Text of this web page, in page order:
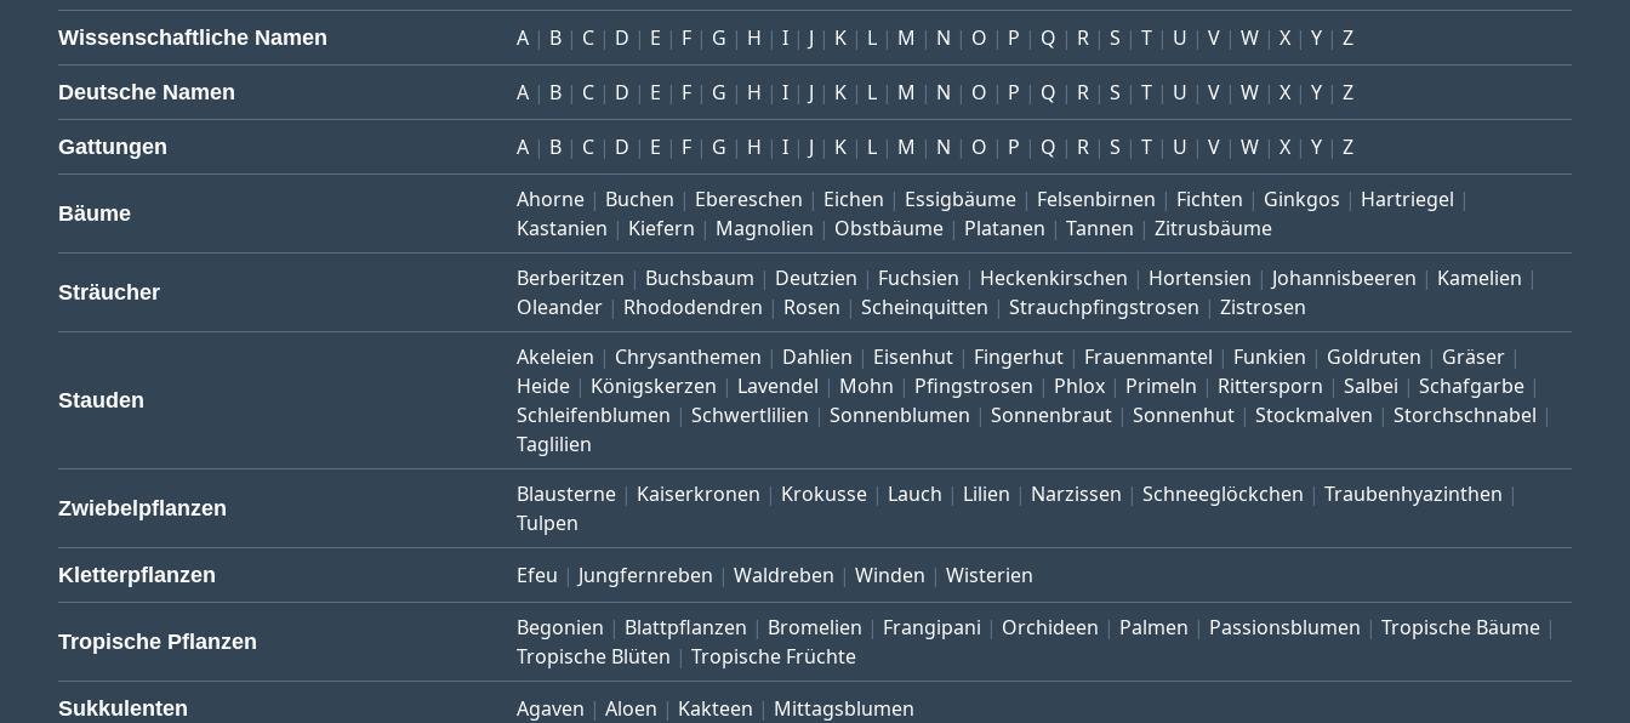
Wissenschaftliche Namen A B C D E F G H I J K L M N O P Q R S T U V W X Y Z
Deutsche Namen A B C D E F G H I J K L M N O P Q R S T U V W X Y Z
Gattungen A B C D E F G H I J K L M N O P Q R S T U V W X Y Z
Bäume
Ahorne Buchen Ebereschen Eichen Essigbäume Felsenbirnen Fichten Ginkgos
Hartriegel
Kastanien
Kiefern Magnolien Obstbäume Platanen Tannen Zitrusbäume
Sträucher
Berberitzen Buchsbaum Deutzien Fuchsien Heckenkirschen Hortensien Johannisbeeren
Kamelien
Oleander
Rhododendren Rosen Scheinquitten Strauchpfingstrosen Zistrosen
Stauden
Akeleien Chrysanthemen Dahlien Eisenhut Fingerhut Frauenmantel Funkien Goldruten
Gräser
Heide
Königskerzen Lavendel Mohn Pfingstrosen Phlox Primeln Rittersporn Salbei
Schafgarbe
Schleifenblumen
Schwertlilien Sonnenblumen Sonnenbraut Sonnenhut Stockmalven
Storchschnabel
Taglilien
Zwiebelpflanzen
Blausterne Kaiserkronen Krokusse Lauch Lilien Narzissen Schneeglöckchen
Traubenhyazinthen
Tulpen
Kletterpflanzen Efeu Jungfernreben Waldreben Winden Wisterien
Tropische Pflanzen
Begonien Blattpflanzen Bromelien Frangipani Orchideen Palmen Passionsblumen
Tropische Bäume
Tropische Blüten
Tropische Früchte
Sukkulenten Agaven Aloen Kakteen Mittagsblumen